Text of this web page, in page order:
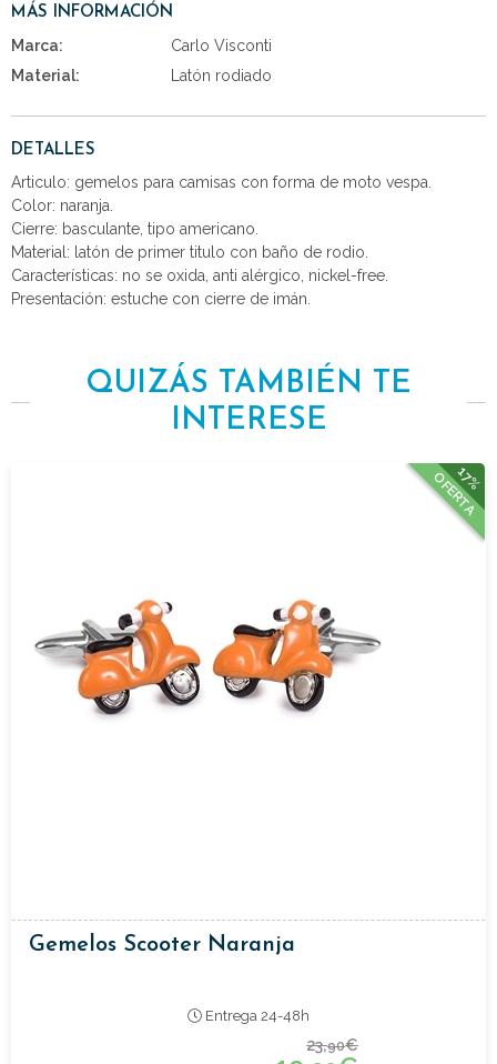
MÁS INFORMACIÓN
Marca:
Carlo Visconti
Material:
Latón rodiado
DETALLES
Articulo: gemelos para camisas con forma de moto vespa.
Color: naranja.
Cierre: basculante, tipo americano.
Material: latón de primer titulo con baño de rodio.
Características: no se oxida, anti alérgico, nickel-free.
Presentación: estuche con cierre de imán.
QUIZÁS TAMBIÉN TE
INTERESE
17%
OFERTA
Gemelos Scooter Naranja
Entrega 24-48h
23,90€